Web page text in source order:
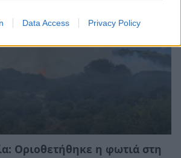
Data Access Privacy Policy
Οριοθετήθηκε η φωτιά στη